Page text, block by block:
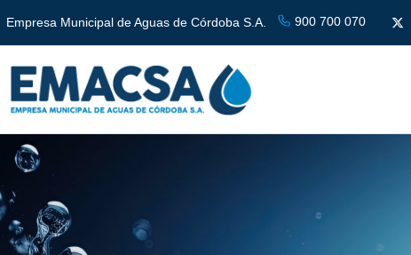
Empresa Municipal de Aguas de Córdoba S.A. 900 700 070